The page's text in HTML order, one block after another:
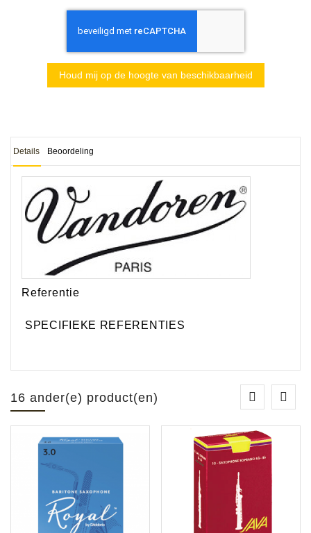
Houd mij op de hoogte van beschikbaarheid
Details Beoordeling
Referentie
SPECIFIEKE REFERENTIES
16 ander(e) product(en)